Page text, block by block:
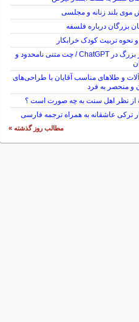
موی بلند زنانه و مجلسی
بزرگان درباره فلسفه
نحوه تربیت کودک خرابکار
تغییر بزرگ در ChatGPT / چت متنی نامحدود و
و طلاهای مناسب آقایان با طراحی‌های
و منحصر به فرد
از نظر اهل سنت به چه صورت است ؟
ترکی عاشقانه به همراه ترجمه فارسی
مطالب روز گذشته »